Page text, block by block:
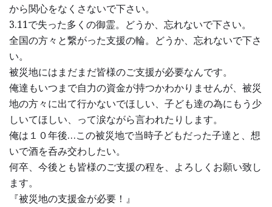
から関心をなくさないで下さい。
3.11で失った多くの御霊。どうか、忘れないで下さい。
全国の方々と繋がった支援の輪。どうか、忘れないで下さ
い。
被災地にはまだまだ皆様のご支援が必要なんです。
俺達もいつまで自力の資金が持つかわかりませんが、被災
地の方々に出て行かないでほしい、子ども達の為にもう少
しいてほしい、って涙ながら言われたりします。
俺は１０年後…この被災地で当時子どもだった子達と、想
いで酒を呑み交わしたい。
何卒、今後とも皆様のご支援の程を、よろしくお願い致し
ます。
『被災地の支援金が必要！』